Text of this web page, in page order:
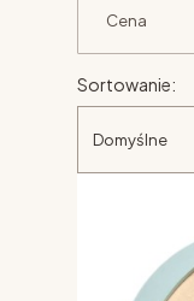
Cena
Koniec filtrów
Lista
Sortowanie:
Domyślne